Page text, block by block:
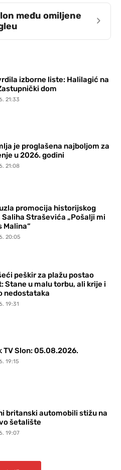
među omiljene
›
izborne liste: Halilagić na
dom
21:33
je proglašena najboljom za
u 2026. godini
21:08
promocija historijskog
Saliha Straševića „Pošalji mi
Malina“
20:05
peškir za plažu postao
Stane u malu torbu, ali krije i
nedostataka
19:31
TV Slon: 05.08.2026.
19:15
britanski automobili stižu na
šetalište
19:07